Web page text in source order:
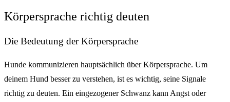
Körpersprache richtig deuten
Die Bedeutung der Körpersprache
Hunde kommunizieren hauptsächlich über Körpersprache. Um
deinem Hund besser zu verstehen, ist es wichtig, seine Signale
richtig zu deuten. Ein eingezogener Schwanz kann Angst oder